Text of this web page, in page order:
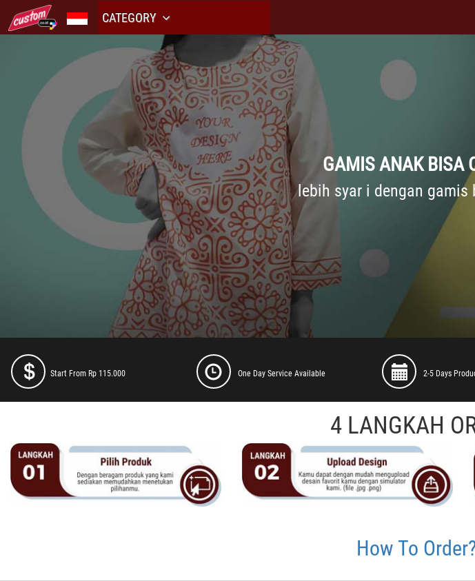
CATEGORY
GAMIS ANAK BISA
lebih syar i dengan
Start From Rp 115.000 One Day Service Available 2-5 Days
4 LANGKAH
How To